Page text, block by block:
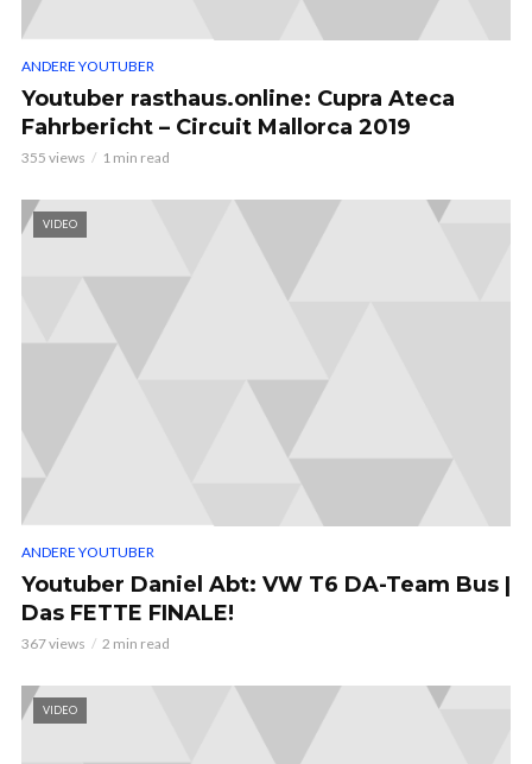
ANDERE YOUTUBER
Youtuber rasthaus.online: Cupra Ateca
Fahrbericht – Circuit Mallorca 2019
355 views 1 min read
VIDEO
ANDERE YOUTUBER
Youtuber Daniel Abt: VW T6 DA-Team Bus |
Das FETTE FINALE!
367 views 2 min read
VIDEO